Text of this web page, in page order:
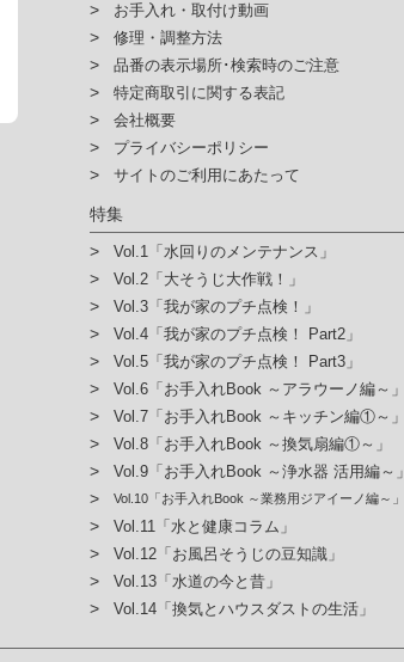
お手入れ・取付け動画
修理・調整方法
品番の表示場所･検索時のご注意
特定商取引に関する表記
会社概要
プライバシーポリシー
サイトのご利用にあたって
特集
Vol.1「水回りのメンテナンス」
Vol.2「大そうじ大作戦！」
Vol.3「我が家のプチ点検！」
Vol.4「我が家のプチ点検！ Part2」
Vol.5「我が家のプチ点検！ Part3」
Vol.6「お手入れBook ～アラウーノ編～」
Vol.7「お手入れBook ～キッチン編①～」
Vol.8「お手入れBook ～換気扇編①～」
Vol.9「お手入れBook ～浄水器 活用編～」
Vol.10「お手入れBook ～業務用ジアイーノ編～」
Vol.11「水と健康コラム」
Vol.12「お風呂そうじの豆知識」
Vol.13「水道の今と昔」
Vol.14「換気とハウスダストの生活」